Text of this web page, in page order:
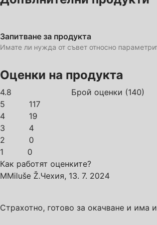
Запитване за продукта
Имате ли нужда от съвет относно
Оценки на продукта
4.8 Брой оценки (140)
5
117
4
19
3
4
2
0
1
0
Как работят оценките?
MMiluše Ž.Чехия, 13. 7. 2024
Страхотно, готово за окачване и има